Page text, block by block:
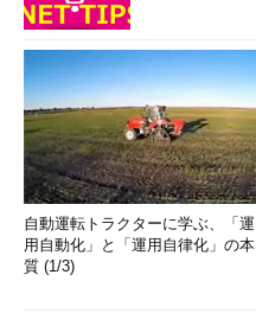
自動運転トラクターに学ぶ、「運
用自動化」と「運用自律化」の本
質 (1/3)